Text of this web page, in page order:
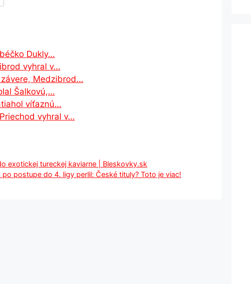
Dukly…
vyhral v…
Medzibrod…
Šalkovú,…
víťaznú…
vyhral v…
exotickej tureckej kaviarne | Bleskovky.sk
postupe do 4. ligy perlil: České tituly? Toto je viac!